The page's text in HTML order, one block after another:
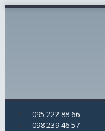
095 222 88 66
098 239 46 57